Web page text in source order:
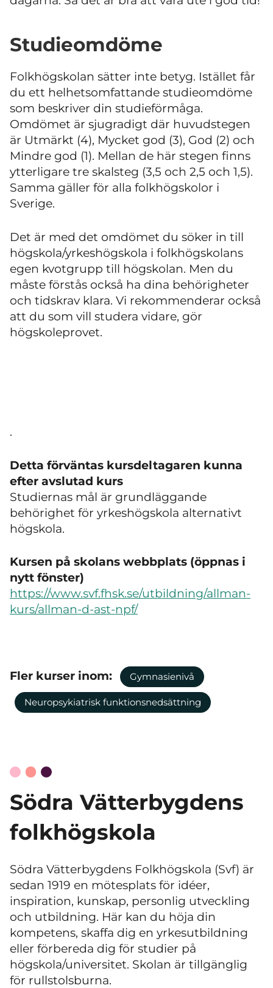
Studieomdöme
Folkhögskolan sätter inte betyg. Istället får
du ett helhetsomfattande studieomdöme
som beskriver din studieförmåga.
Omdömet är sjugradigt där huvudstegen
är Utmärkt (4), Mycket god (3), God (2) och
Mindre god (1). Mellan de här stegen finns
ytterligare tre skalsteg (3,5 och 2,5 och 1,5).
Samma gäller för alla folkhögskolor i
Sverige.
Det är med det omdömet du söker in till
högskola/yrkeshögskola i folkhögskolans
egen kvotgrupp till högskolan. Men du
måste förstås också ha dina behörigheter
och tidskrav klara. Vi rekommenderar också
att du som vill studera vidare, gör
högskoleprovet.
.
Detta förväntas kursdeltagaren kunna
efter avslutad kurs
Studiernas mål är grundläggande
behörighet för yrkeshögskola alternativt
högskola.
Kursen på skolans webbplats (öppnas i
nytt fönster)
https://www.svf.fhsk.se/utbildning/allman-
kurs/allman-d-ast-npf/
Fler kurser inom: Gymnasienivå
Neuropsykiatrisk funktionsnedsättning
Södra Vätterbygdens
folkhögskola
Södra Vätterbygdens Folkhögskola (Svf) är
sedan 1919 en mötesplats för idéer,
inspiration, kunskap, personlig utveckling
och utbildning. Här kan du höja din
kompetens, skaffa dig en yrkesutbildning
eller förbereda dig för studier på
högskola/universitet. Skolan är tillgänglig
för rullstolsburna.